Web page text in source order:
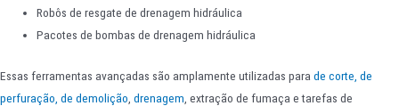
Robôs de resgate de drenagem hidráulica
Pacotes de bombas de drenagem hidráulica
Essas ferramentas avançadas são amplamente utilizadas para de corte, de
perfuração, de demolição drenagem , extração de fumaça e tarefas de